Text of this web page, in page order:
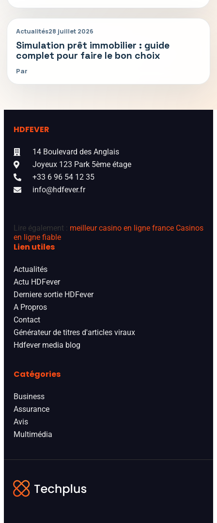
Actualités28 juillet 2026
Simulation prêt immobilier : guide
complet pour faire le bon choix
Par
HDFEVER
14 Boulevard des Anglais
Joyeux 123 Park 5ème étage
+33 6 96 54 12 35
info@hdfever.fr
Lire également : meilleur casino en ligne france Casinos
en ligne fiable
Lien utiles
Actualités
Actu HDFever
Derniere sortie HDFever
A Propros
Contact
Générateur de titres d'articles viraux
Hdfever media blog
Catégories
Business
Assurance
Avis
Multimédia